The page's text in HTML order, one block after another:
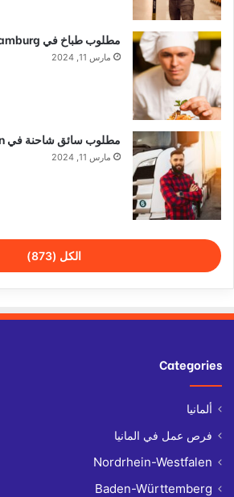
مطلوب طباخ في Hamburg
مارس 11, 2024
مطلوب سائق شاحنة في Algermissen
مارس 11, 2024
الكل (873)
Categories
ألمانيا
فرص عمل في المانيا
Nordrhein-Westfalen
Baden-Württemberg